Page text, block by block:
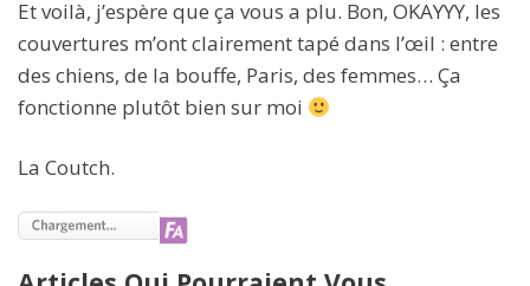
Et voilà, j’espère que ça vous a plu. Bon, OKAYYY, les
couvertures m’ont clairement tapé dans l’œil : entre
des chiens, de la bouffe, Paris, des femmes… Ça
fonctionne plutôt bien sur moi
La Coutch.